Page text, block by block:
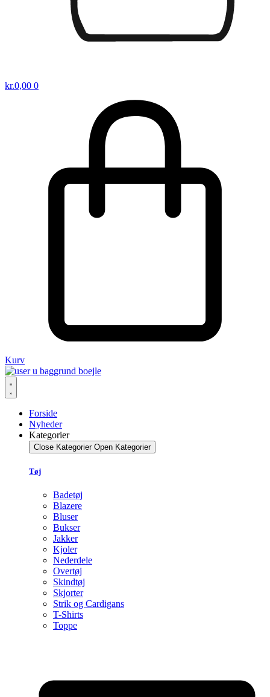
kr.0,00 0
Kurv
Forside
Nyheder
Kategorier
Close Kategorier Open Kategorier
Tøj
Badetøj
Blazere
Bluser
Bukser
Jakker
Kjoler
Nederdele
Overtøj
Skindtøj
Skjorter
Strik og Cardigans
T-Shirts
Toppe